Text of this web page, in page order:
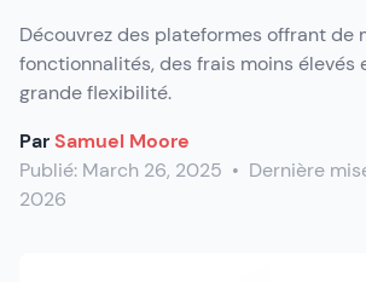
Découvrez des plateformes offrant de
fonctionnalités, des frais moins élevés
grande flexibilité.
ParSamuel Moore
Publié: March 26, 2025 • Dernière
2026